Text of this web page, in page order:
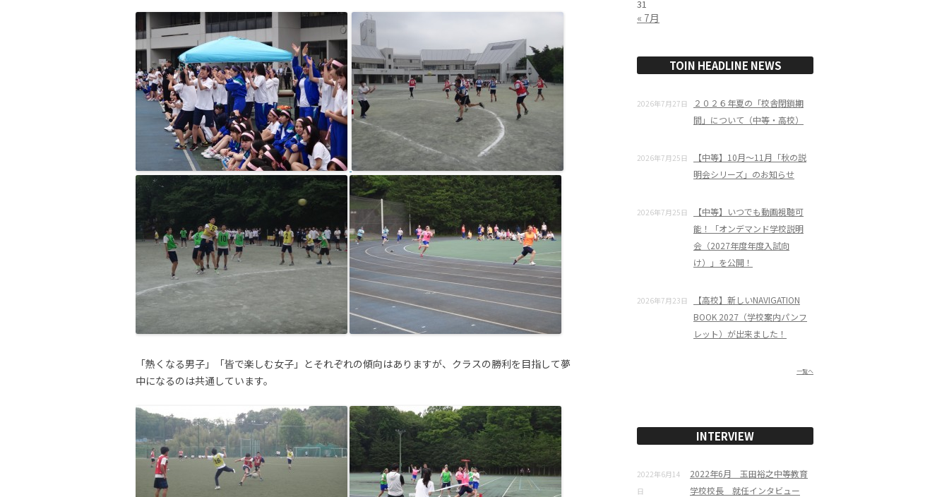
「熱くなる男子」「皆で楽しむ女子」とそれぞれの傾向はありますが、クラスの勝利を目指して夢
中になるのは共通しています。
31
« 7月
TOIN HEADLINE NEWS
2026年7月27日
２０２６年夏の「校舎閉鎖期
間」について（中等・高校）
2026年7月25日
【中等】10月～11月「秋の説
明会シリーズ」のお知らせ
2026年7月25日
【中等】いつでも動画視聴可
能！「オンデマンド学校説明
会（2027年度年度入試向
け）」を公開！
2026年7月23日
【高校】新しいNAVIGATION
BOOK 2027（学校案内パンフ
レット）が出来ました！
一覧へ
INTERVIEW
2022年6月14
日
2022年6月 玉田裕之中等教育
学校校長 就任インタビュー